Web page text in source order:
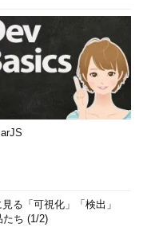
る「可視化」「検出」
たち (1/2)